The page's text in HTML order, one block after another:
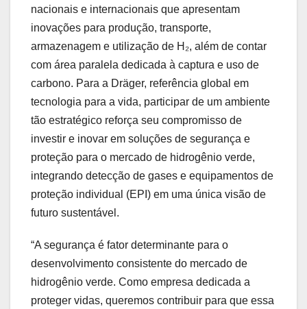
nacionais e internacionais que apresentam
inovações para produção, transporte,
armazenagem e utilização de H₂, além de contar
com área paralela dedicada à captura e uso de
carbono. Para a Dräger, referência global em
tecnologia para a vida, participar de um ambiente
tão estratégico reforça seu compromisso de
investir e inovar em soluções de segurança e
proteção para o mercado de hidrogênio verde,
integrando detecção de gases e equipamentos de
proteção individual (EPI) em uma única visão de
futuro sustentável.
“A segurança é fator determinante para o
desenvolvimento consistente do mercado de
hidrogênio verde. Como empresa dedicada a
proteger vidas, queremos contribuir para que essa